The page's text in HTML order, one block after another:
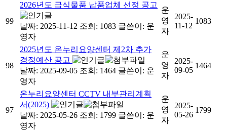
99
2026년도 급식물품 납품업체 선정 공고
날짜: 2025-11-12 조회: 1083 글쓴이: 운
영자
운
영
자
2025-
11-12
1083
98
2025년도 온누리요양센터 제2차 추가
경정예산 공고
날짜: 2025-09-05 조회: 1464 글쓴이: 운
영자
운
영
자
2025-
09-05
1464
97
온누리요양센터 CCTV 내부관리계획
서(2025)
날짜: 2025-05-26 조회: 1799 글쓴이: 운
영자
운
영
자
2025-
05-26
1799